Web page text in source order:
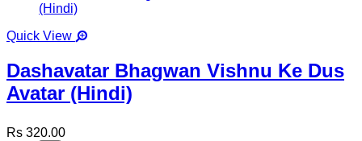
Quick View
Dashavatar Bhagwan Vishnu Ke Dus
Avatar (Hindi)
Rs 320.00